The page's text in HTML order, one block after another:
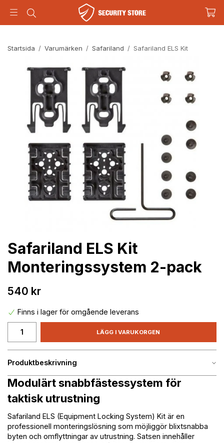
Startsida / Varumärken / Safariland / Safariland ELS Kit
Safariland ELS Kit
Monteringssystem 2-pack
540 kr
Finns i lager för omgående leverans
LÄGG I VARUKORGEN
Produktbeskrivning
Modulärt snabbfästessystem för
taktisk utrustning
Safariland ELS (Equipment Locking System) Kit är en
professionell monteringslösning som möjliggör blixtsnabba
byten och omflyttningar av utrustning. Satsen innehåller